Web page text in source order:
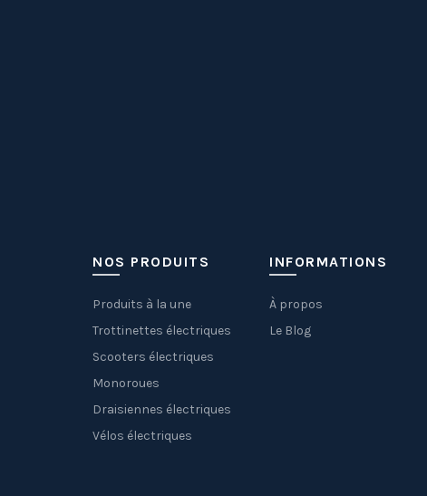
NOS PRODUITS
Produits à la une
Trottinettes électriques
Scooters électriques
Monoroues
Draisiennes électriques
Vélos électriques
INFORMATIONS
À propos
Le Blog